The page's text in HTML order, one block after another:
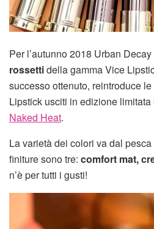
Per l’autunno 2018 Urban
rossettidella gamma Vice
successo ottenuto, reintroduce le
Lipstick usciti in edizione
Naked Heat.
La varietà dei colori va dal
finiture sono tre: comfort mat,
n’è per tutti i gusti!